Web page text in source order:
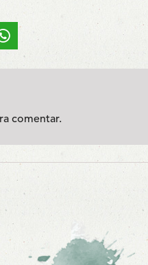
comentar.